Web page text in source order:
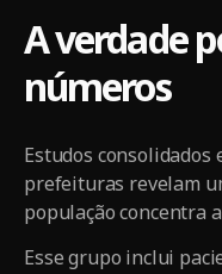
A verdade
números
Estudos
prefeituras revelam
população concentra
Esse grupo inclui